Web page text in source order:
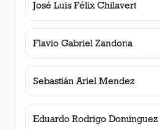
José Luis Félix Chilavert
Flavio Gabriel Zandona
Sebastián Ariel Mendez
Eduardo Rodrigo Dominguez